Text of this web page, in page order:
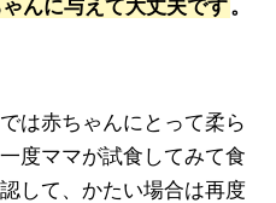
んに与えて大丈夫です 。
は赤ちゃんにとって柔ら
度ママが試食してみて食
して、かたい場合は再度